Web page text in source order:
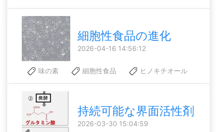
細胞性食品の進化
2026-04-16 14:56:12
味の素 細胞性食品 ヒノキチオール
持続可能な界面活性剤
2026-03-30 15:04:59